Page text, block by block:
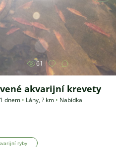
Obrázek
61
akvarijní krevety
dnem • Lány,? km • Nabídka
ryby